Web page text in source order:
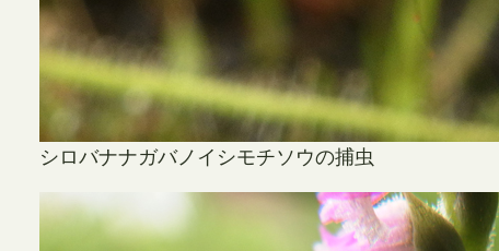
シロバナナガバノイシモチソウの捕虫